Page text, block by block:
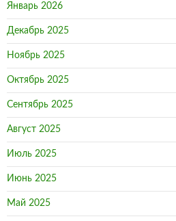
Январь 2026
Декабрь 2025
Ноябрь 2025
Октябрь 2025
Сентябрь 2025
Август 2025
Июль 2025
Июнь 2025
Май 2025